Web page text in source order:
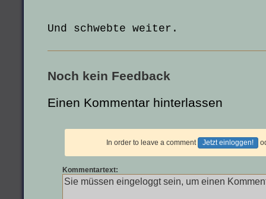
Und schwebte weiter.
Noch kein Feedback
Einen Kommentar hinterlassen
In order to leave a comment Jetzt einloggen!
Kommentartext: